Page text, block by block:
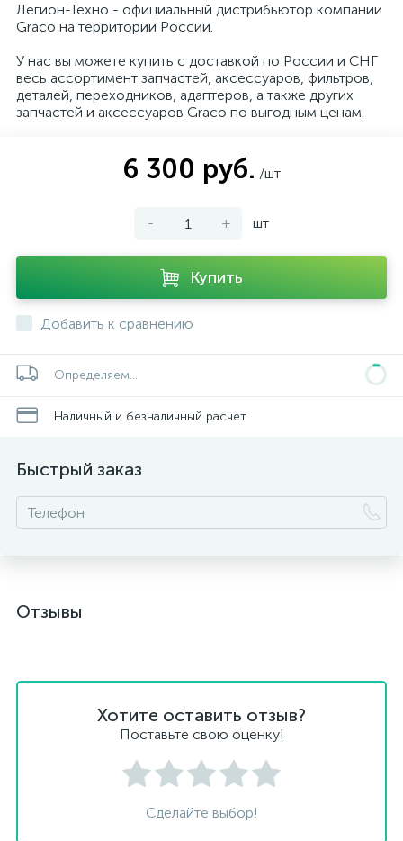
Легион-Техно - официальный дистрибьютор компании
Graco на территории России.
У нас вы можете купить с доставкой по России и СНГ
весь ассортимент запчастей, аксессуаров, фильтров,
деталей, переходников, адаптеров, а также других
запчастей и аксессуаров Graco по выгодным ценам.
6 300 руб. /шт
- + шт
Купить
Добавить к сравнению
Определяем...
Наличный и безналичный расчет
Быстрый заказ
Отзывы
Хотите оставить отзыв?
Поставьте свою оценку!
Сделайте выбор!